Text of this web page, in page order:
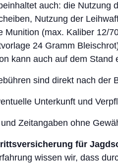
auch: die Nutzung
Nutzung der
Munition (max. Kaliber 12/
24 Gramm
kann auch auf dem Stand
sind direkt nach der
Unterkunft und
Zeitangaben ohne
für
wissen wir, dass